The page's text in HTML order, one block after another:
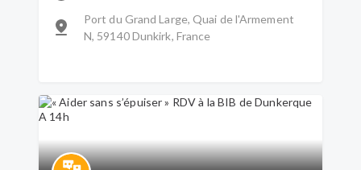
Port du Grand Large, Quai de l'Armement
N, 59140 Dunkirk, France